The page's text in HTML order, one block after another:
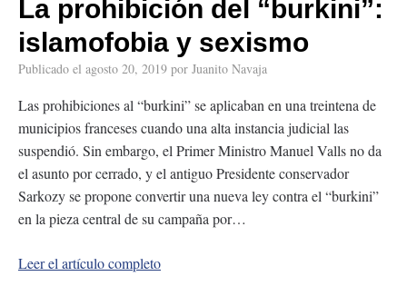
La prohibición del “burkini”:
islamofobia y sexismo
Publicado el agosto 20, 2019 por Juanito Navaja
Las prohibiciones al “burkini” se aplicaban en una treintena de
municipios franceses cuando una alta instancia judicial las
suspendió. Sin embargo, el Primer Ministro Manuel Valls no da
el asunto por cerrado, y el antiguo Presidente conservador
Sarkozy se propone convertir una nueva ley contra el “burkini”
en la pieza central de su campaña por…
Leer el artículo completo